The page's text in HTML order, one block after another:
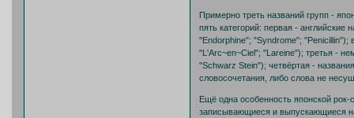
Примерно треть названий групп -
пять категорий: первая -
"Endorphine"; "Syndrome"; "Penicillin");
"L'Arc~en~Ciel"; "Lareine"); третья -
"Schwarz Stein"); четвёртая -
словосочетания, либо слова не
Ещё одна особенность японской
записывающиеся и выпускающиеся